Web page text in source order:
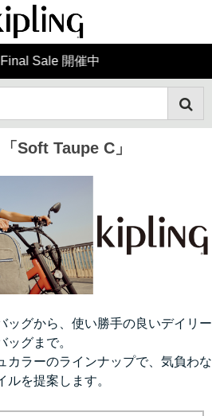
Sale 開催中
Soft Taupe C」
ッグから、使い勝手の良いデイリー
ッグまで。
カラーのラインナップで、気負わな
ルを提案します。